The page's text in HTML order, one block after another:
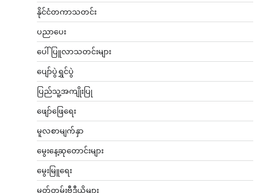
နိုင်ငံတကာသတင်း
ပညာပေး
ပေါ်ပြူလာသတင်းများ
ပျော်ပွဲရွှင်ပွဲ
ပြည်သူ့အကျိုးပြု
ဖျော်ဖြေရေး
မူလစာမျက်နှာ
မွေးနေ့ဆုတောင်းများ
မွေးမြူရေး
မှတ်တမ်းဗီဒီယိုများ